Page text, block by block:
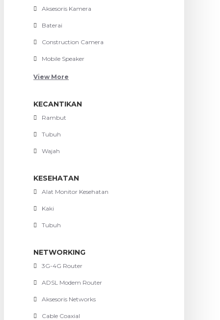
Aksesoris Kamera
Baterai
Construction Camera
Mobile Speaker
View More
KECANTIKAN
Rambut
Tubuh
Wajah
KESEHATAN
Alat Monitor Kesehatan
Kaki
Tubuh
NETWORKING
3G-4G Router
ADSL Modem Router
Aksesoris Networks
Cable Coaxial